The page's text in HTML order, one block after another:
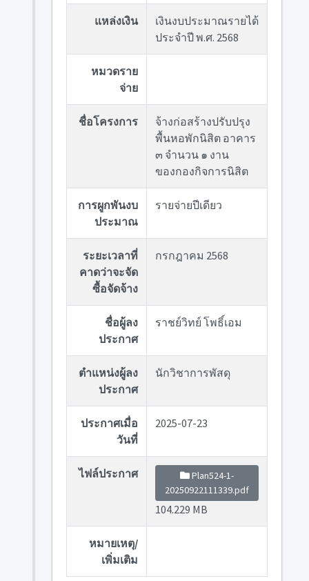
แหล่งเงิน
เงินงบประมาณรายได้
ประจำปี พ.ศ. 2568
หมวดราย
จ่าย
ชื่อโครงการ
จ้างก่อสร้างปรับปรุง
พื้นหอพักนิสิต อาคาร
๓ จำนวน ๑ งาน
ของกองกิจการนิสิต
การผูกพันงบ
ประมาณ
รายจ่ายปีเดียว
ระยะเวลาที่
คาดว่าจะจัด
ซื้อจัดจ้าง
กรกฎาคม 2568
ชื่อผู้ลง
ประกาศ
ราชย์วิทย์ โพธิ์เอม
ตำแหน่งผู้ลง
ประกาศ
นักวิชาการพัสดุ
ประกาศเมื่อ
วันที่
2025-07-23
ไฟล์ประกาศ
Plan524-1-
20250922111339.pdf
104.229 MB
หมายเหตุ/
เพิ่มเติม